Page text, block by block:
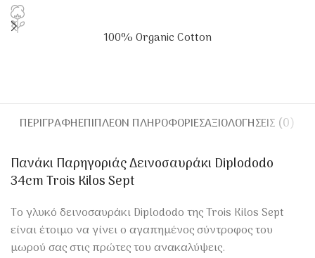
100% Organic Cotton
ΠΕΡΙΓΡΑΦΉΕΠΙΠΛΈΟΝ ΠΛΗΡΟΦΟΡΊΕΣΑΞΙΟΛΟΓΉΣΕΙΣ (0)
Πανάκι Παρηγοριάς Δεινοσαυράκι Diplododo
34cm Trois Kilos Sept
Το γλυκό δεινοσαυράκι Diplododo της Trois Kilos Sept
είναι έτοιμο να γίνει ο αγαπημένος σύντροφος του
μωρού σας στις πρώτες του ανακαλύψεις.